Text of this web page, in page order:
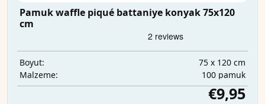
Pamuk waffle piqué battaniye konyak 75x120
cm
Boyut:
75 x 120 cm
Malzeme:
100 pamuk
€9,95